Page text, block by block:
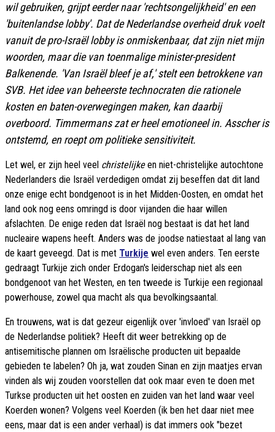
wil gebruiken, grijpt eerder naar 'rechtsongelijkheid' en een
'buitenlandse lobby'. Dat de Nederlandse overheid druk voelt
vanuit de pro-Israël lobby is onmiskenbaar, dat zijn niet mijn
woorden, maar die van toenmalige minister-president
Balkenende. 'Van Israël bleef je af,' stelt een betrokkene van
SVB. Het idee van beheerste technocraten die rationele
kosten en baten-overwegingen maken, kan daarbij
overboord. Timmermans zat er heel emotioneel in. Asscher is
ontstemd, en roept om politieke sensitiviteit.
Let wel, er zijn heel veel christelijkeen niet-christelijke autochtone
Nederlanders die Israël verdedigen omdat zij beseffen dat dit land
onze enige echt bondgenoot is in het Midden-Oosten, en omdat het
land ook nog eens omringd is door vijanden die haar willen
afslachten. De enige reden dat Israël nog bestaat is dat het land
nucleaire wapens heeft. Anders was de joodse natiestaat al lang van
de kaart geveegd. Dat is met Turkije wel even anders. Ten eerste
gedraagt Turkije zich onder Erdogan's leiderschap niet als een
bondgenoot van het Westen, en ten tweede is Turkije een regionaal
powerhouse, zowel qua macht als qua bevolkingsaantal.
En trouwens, wat is dat gezeur eigenlijk over 'invloed' van Israël op
de Nederlandse politiek? Heeft dit weer betrekking op de
antisemitische plannen om Israëlische producten uit bepaalde
gebieden te labelen? Oh ja, wat zouden Sinan en zijn maatjes ervan
vinden als wij zouden voorstellen dat ook maar even te doen met
Turkse producten uit het oosten en zuiden van het land waar veel
Koerden wonen? Volgens veel Koerden (ik ben het daar niet mee
eens, maar dat is een ander verhaal) is dat immers ook "bezet